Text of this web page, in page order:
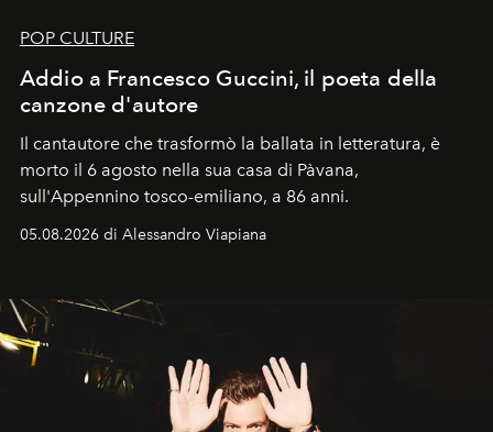
POP CULTURE
Addio a Francesco Guccini, il poeta della
canzone d'autore
Il cantautore che trasformò la ballata in letteratura, è
morto il 6 agosto nella sua casa di Pàvana,
sull'Appennino tosco-emiliano, a 86 anni.
05.08.2026 di Alessandro Viapiana